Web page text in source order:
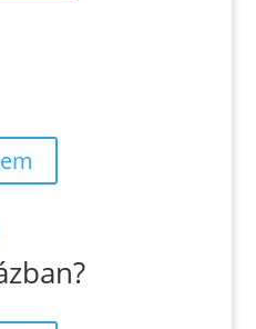
választhatók
ki